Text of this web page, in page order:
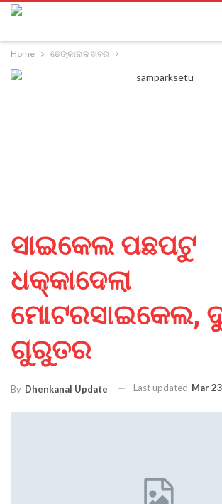
Home ଢେଙ୍କାନାଳ ଖବର
ସାଇକେଲ ପଛପଟୁ
ଧକ୍କାଦେଲା
ମୋଟରସାଇକେଲ,
ଗୁରୁତର
By Dhenkanal Update Last updated Mar